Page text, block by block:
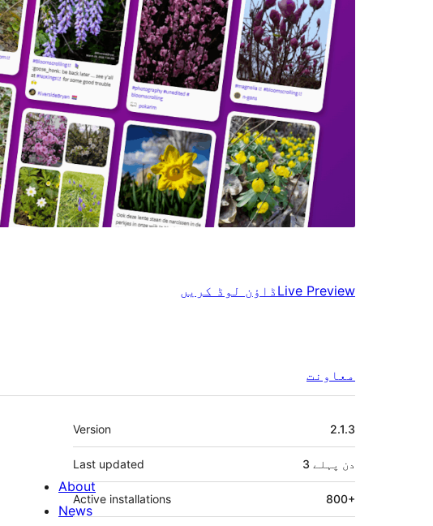
ڈاؤن لوڈ کریں Live Preview
معاونت
میٹا
Version 2.1.3
Last updated 3 دن پہلے
Active installations 800+
About
News